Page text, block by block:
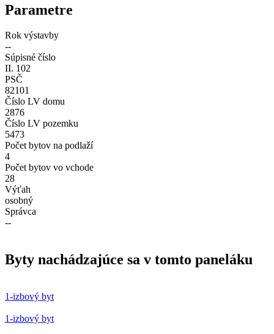
Parametre
Rok výstavby
--
Súpisné číslo
II. 102
PSČ
82101
Číslo LV domu
2876
Číslo LV pozemku
5473
Počet bytov na podlaží
4
Počet bytov vo vchode
28
Výťah
osobný
Správca
--
Byty nachádzajúce sa v tomto paneláku
1-izbový byt
1-izbový byt